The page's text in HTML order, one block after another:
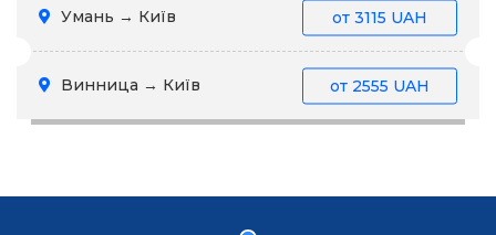
Умань → Київ от 3115 UAH
Винница → Київ от 2555 UAH